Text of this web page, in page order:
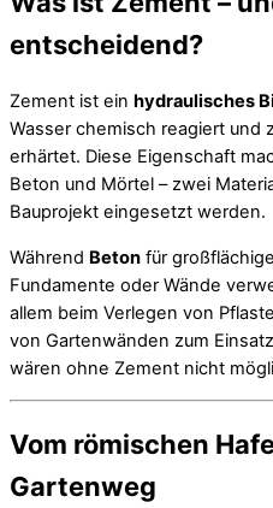
entscheidend?
Zement ist ein hydraulisches
Wasser chemisch reagiert und
erhärtet. Diese Eigenschaft
Beton und Mörtel – zwei
Bauprojekt eingesetzt werden.
Während Beton für
Fundamente oder Wände
allem beim Verlegen von
von Gartenwänden zum
wären ohne Zement nicht
Vom römischen
Gartenweg